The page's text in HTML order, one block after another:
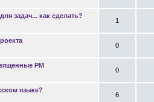
задач... как сделать?
1
0
PM
0
языке?
6